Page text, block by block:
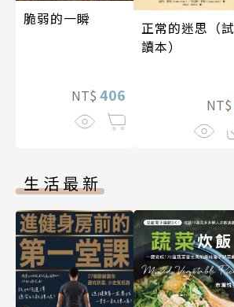
脆弱的一瞬
NT$ 406
正常的迷思（試
讀本）
NT$
生活最新